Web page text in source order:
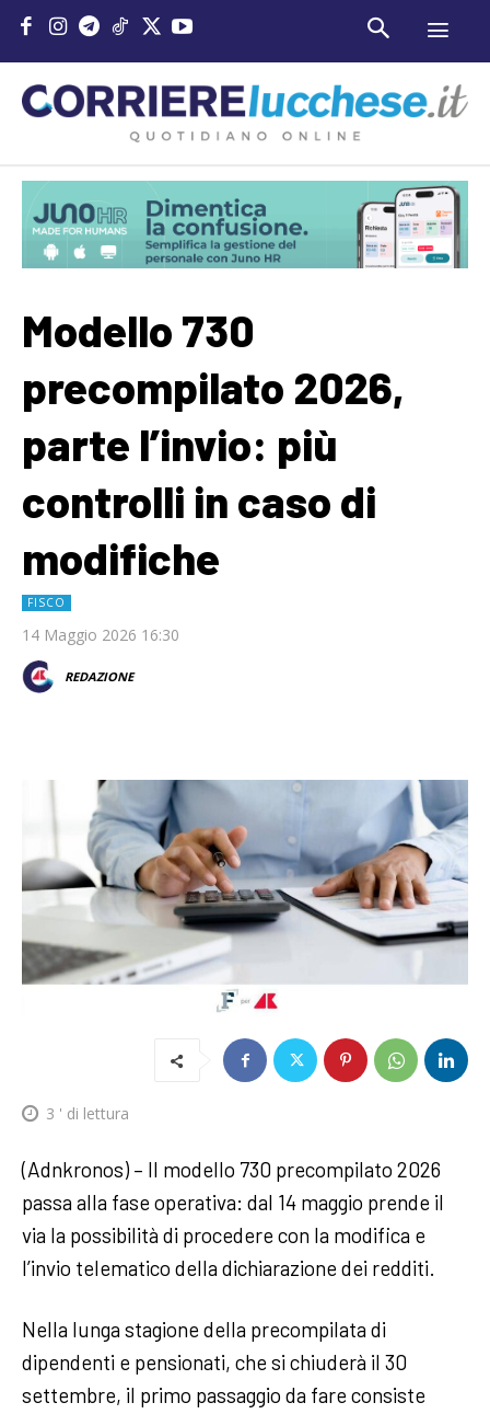
Modello 730
precompilato 2026,
parte l’invio: più
controlli in caso di
modifiche
FISCO
14 Maggio 2026 16:30
REDAZIONE
3 ' di lettura
(Adnkronos) – Il modello 730 precompilato 2026
passa alla fase operativa: dal 14 maggio prende il
via la possibilità di procedere con la modifica e
l’invio telematico della dichiarazione dei redditi.
Nella lunga stagione della precompilata di
dipendenti e pensionati, che si chiuderà il 30
settembre, il primo passaggio da fare consiste